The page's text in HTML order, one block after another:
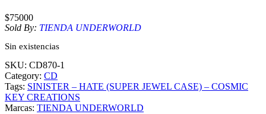
$75000
Sold By: TIENDA UNDERWORLD
Sin existencias
SKU: CD870-1
Category: CD
Tags: SINISTER – HATE (SUPER JEWEL CASE) – COSMIC
KEY CREATIONS
Marcas: TIENDA UNDERWORLD